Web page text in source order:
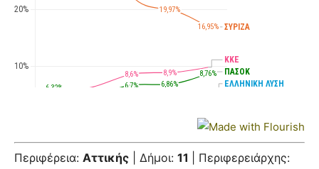
Περιφέρεια: Αττικής | Δήμοι: 11
| Περιφερειάρχης: